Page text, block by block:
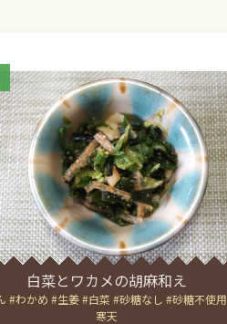
白菜とワカメの胡麻和え
わかめ 生姜 白菜 砂糖なし 砂糖不使用
寒天